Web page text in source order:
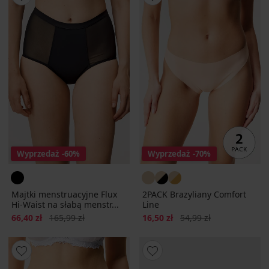
Wyprzedaż -60%
Majtki menstruacyjne Flux
Hi-Waist na słabą menstr...
Zniżka
66,40 zł Pierwotna cena
165,99 zł
Wyprzedaż -70%
2PACK Brazyliany Comfort
Line
Zniżka
16,50 zł Pierwotna cena
54,99 zł